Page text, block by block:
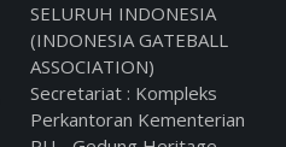
SELURUH INDONESIA
(INDONESIA GATEBALL
ASSOCIATION)
Secretariat : Kompleks
Perkantoran Kementerian